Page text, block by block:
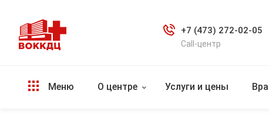
+7 (473) 272-02-05
Call-центр
Меню О центре Услуги и цены